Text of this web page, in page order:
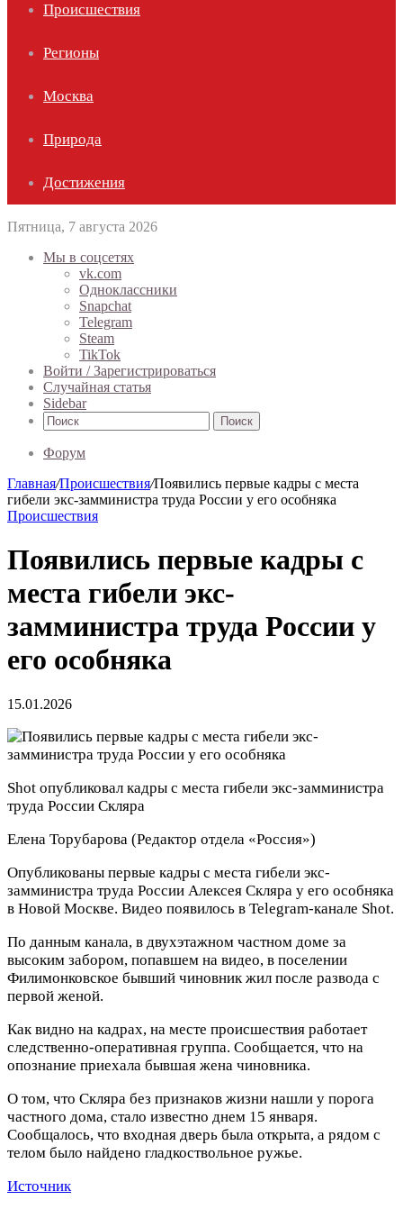
Происшествия
Регионы
Москва
Природа
Достижения
Пятница, 7 августа 2026
Мы в соцсетях
vk.com
Одноклассники
Snapchat
Telegram
Steam
TikTok
Войти / Зарегистрироваться
Случайная статья
Sidebar
Поиск
Форум
Главная/Происшествия/Появились первые кадры с места
гибели экс-замминистра труда России у его особняка
Происшествия
Появились первые кадры с
места гибели экс-
замминистра труда России у
его особняка
15.01.2026
Shot опубликовал кадры с места гибели экс-замминистра
труда России Скляра
Елена Торубарова (Редактор отдела «Россия»)
Опубликованы первые кадры с места гибели экс-
замминистра труда России Алексея Скляра у его особняка
в Новой Москве. Видео появилось в Telegram-канале Shot.
По данным канала, в двухэтажном частном доме за
высоким забором, попавшем на видео, в поселении
Филимонковское бывший чиновник жил после развода с
первой женой.
Как видно на кадрах, на месте происшествия работает
следственно-оперативная группа. Сообщается, что на
опознание приехала бывшая жена чиновника.
О том, что Скляра без признаков жизни нашли у порога
частного дома, стало известно днем 15 января.
Сообщалось, что входная дверь была открыта, а рядом с
телом было найдено гладкоствольное ружье.
Источник